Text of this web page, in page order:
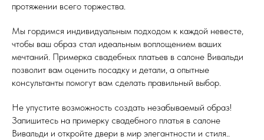
протяжении всего торжества.
Мы гордимся индивидуальным подходом к каждой невесте,
чтобы ваш образ стал идеальным воплощением ваших
мечтаний. Примерка свадебных платьев в салоне Вивальди
позволит вам оценить посадку и детали, а опытные
консультанты помогут вам сделать правильный выбор.
Не упустите возможность создать незабываемый образ!
Запишитесь на примерку свадебного платья в салоне
Вивальди и откройте двери в мир элегантности и стиля..